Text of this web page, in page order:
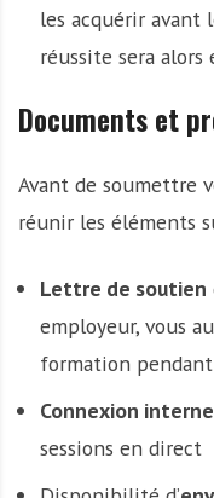
les acquérir
réussite sera alors
Documents et
Avant de soumettre
réunir les éléments
Lettre de soutien
employeur, vous
formation
Connexion
sessions en direct